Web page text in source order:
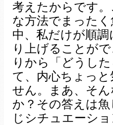
考えたからです
な方法でまった
中、私だけが順
り上げることが
りから「どうし
て、内心ちょっ
せん。まあ、そ
か？その答えは
じシチュエーシ